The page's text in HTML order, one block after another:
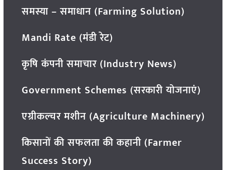
समस्या – समाधान (Farming Solution)
Mandi Rate (मंडी रेट)
कृषि कंपनी समाचार (Industry News)
Government Schemes (सरकारी योजनाएं)
एग्रीकल्चर मशीन (Agriculture Machinery)
किसानों की सफलता की कहानी (Farmer
Success Story)